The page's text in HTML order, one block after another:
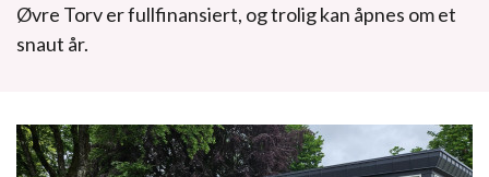
Øvre Torv er fullfinansiert, og trolig kan åpnes om et
snaut år.